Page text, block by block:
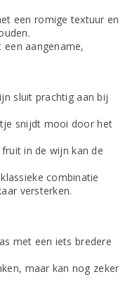
een romige textuur en
aangename,
sluit prachtig aan bij
snijdt mooi door het
in de wijn kan de
combinatie
versterken.
met een iets bredere
maar kan nog zeker